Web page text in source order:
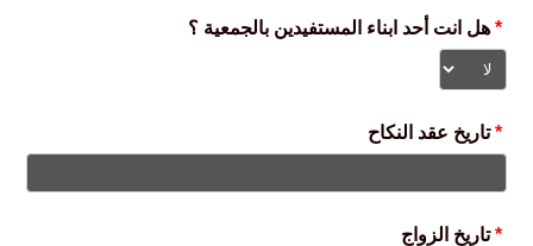
*
*تاريخ عقد النكاح
*تاريخ الزواج